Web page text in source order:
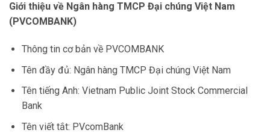
Giới thiệu về Ngân hàng TMCP Đại chúng Việt Nam
(PVCOMBANK)
Thông tin cơ bản về PVCOMBANK
Tên đầy đủ: Ngân hàng TMCP Đại chúng Việt Nam
Tên tiếng Anh: Vietnam Public Joint Stock Commercial
Bank
Tên viết tắt: PVcomBank